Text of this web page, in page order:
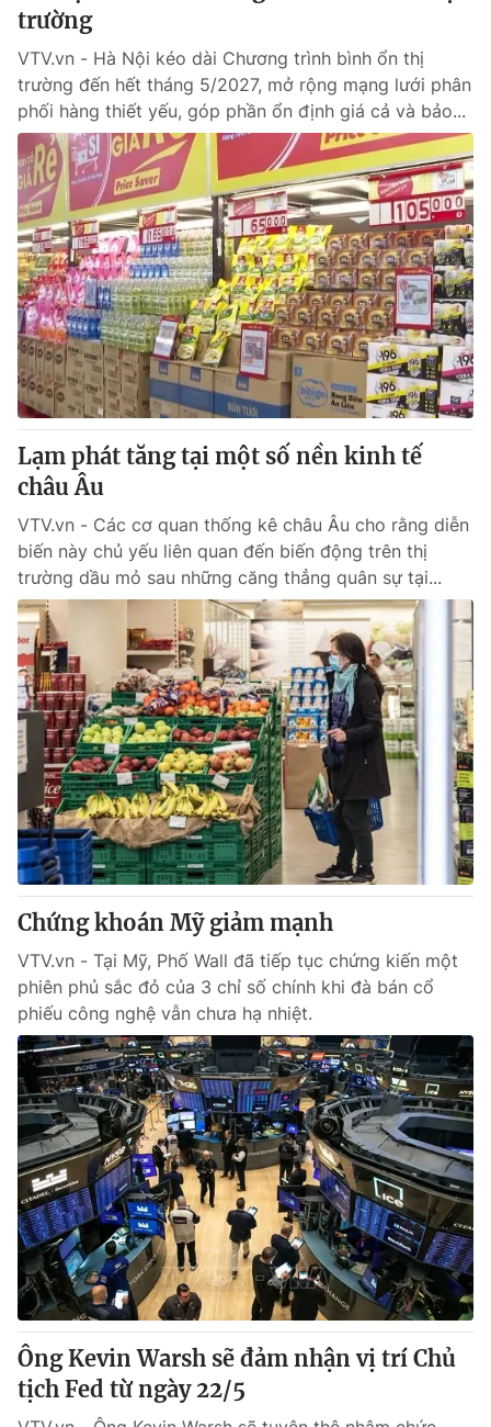
trường
VTV.vn - Hà Nội kéo dài Chương trình bình ổn thị
trường đến hết tháng 5/2027, mở rộng mạng lưới phân
phối hàng thiết yếu, góp phần ổn định giá cả và bảo...
Lạm phát tăng tại một số nền kinh tế
châu Âu
VTV.vn - Các cơ quan thống kê châu Âu cho rằng diễn
biến này chủ yếu liên quan đến biến động trên thị
trường dầu mỏ sau những căng thẳng quân sự tại...
Chứng khoán Mỹ giảm mạnh
VTV.vn - Tại Mỹ, Phố Wall đã tiếp tục chứng kiến một
phiên phủ sắc đỏ của 3 chỉ số chính khi đà bán cổ
phiếu công nghệ vẫn chưa hạ nhiệt.
Ông Kevin Warsh sẽ đảm nhận vị trí Chủ
tịch Fed từ ngày 22/5